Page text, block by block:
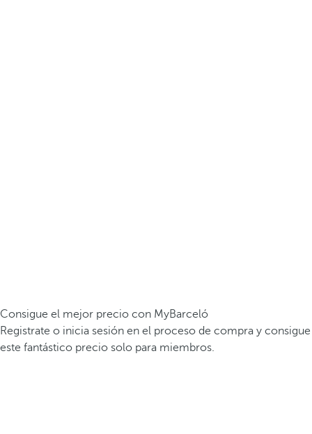
Consigue el mejor precio con MyBarceló
Registrate o inicia sesión en el proceso de compra y consigue
este fantástico precio solo para miembros.